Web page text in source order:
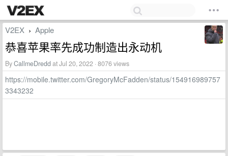
V2EX › Apple
恭喜苹果率先成功制造出永动机
ByCallmeDredd at Jul 20, 2022 · 8076 views
https://mobile.twitter.com/GregoryMcFadden/status/154916989757
3343232